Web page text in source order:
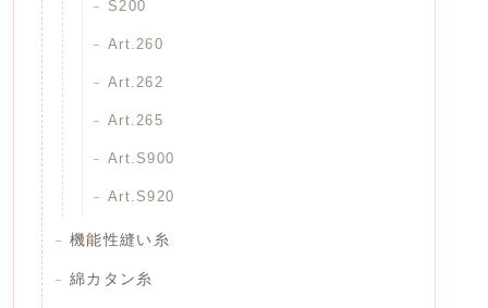
S200
Art.260
Art.262
Art.265
Art.S900
Art.S920
機能性縫い糸
綿カタン糸